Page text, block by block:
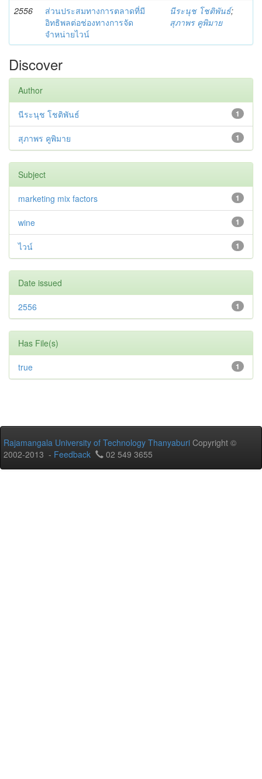
2556
ส่วนประสมทางการตลาดที่มี
อิทธิพลต่อช่องทางการจัด
จำหน่ายไวน์
นีระนุช โชติพันธ์;
สุภาพร คูพิมาย
Discover
Author
1
นีระนุช โชติพันธ์
1
สุภาพร คูพิมาย
Subject
1
marketing mix factors
1
wine
1
ไวน์
Date issued
1
2556
Has File(s)
1
true
Rajamangala University of Technology Thanyaburi Copyright ©
2002-2013 - Feedback 02 549 3655